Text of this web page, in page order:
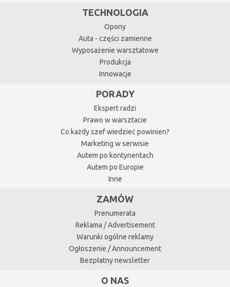
TECHNOLOGIA
Opony
Auta - części zamienne
Wyposażenie warsztatowe
Produkcja
Innowacje
PORADY
Ekspert radzi
Prawo w warsztacie
Co każdy szef wiedzieć powinien?
Marketing w serwisie
Autem po kontynentach
Autem po Europie
Inne
ZAMÓW
Prenumerata
Reklama / Advertisement
Warunki ogólne reklamy
Ogłoszenie / Announcement
Bezpłatny newsletter
O NAS